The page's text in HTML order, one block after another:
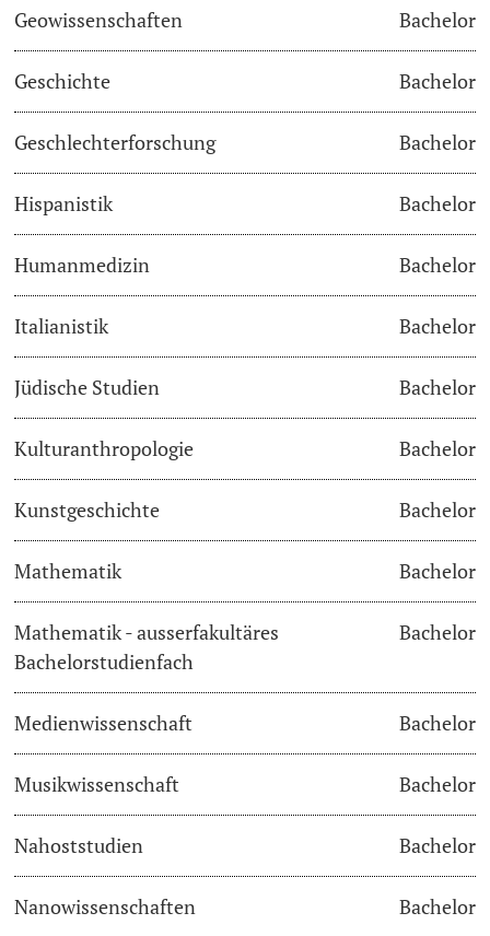
Student Advice Center
Funding
Career Counseling
Social Services & Health Care
Inclusive University
Support Services Guide
Learning & Teaching
AI in learning and teaching
Digital learning
Language Center
Learning Spaces
Lernbörse
Geowissenschaften Bachelor
Geschichte Bachelor
Geschlechterforschung Bachelor
Hispanistik Bachelor
Humanmedizin Bachelor
Italianistik Bachelor
Jüdische Studien Bachelor
Kulturanthropologie Bachelor
Kunstgeschichte Bachelor
Mathematik Bachelor
Mathematik - ausserfakultäres
Bachelorstudienfach
Bachelor
Medienwissenschaft Bachelor
Musikwissenschaft Bachelor
Nahoststudien Bachelor
Nanowissenschaften Bachelor